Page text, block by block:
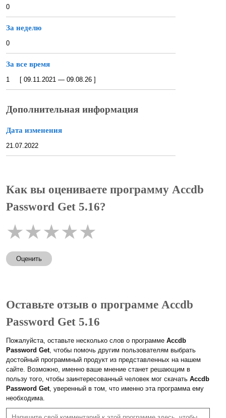
0
За неделю
0
За все время
1 [ 09.11.2021 — 09.08.26 ]
Дополнительная информация
Дата изменения
21.07.2022
Как вы оцениваете программу Accdb
Password Get 5.16?
★★★★★
Оценить
Оставьте отзыв о программе Accdb
Password Get 5.16
Пожалуйста, оставьте несколько слов о программе Accdb
Password Get, чтобы помочь другим пользователям выбрать
достойный программный продукт из представленных на нашем
сайте. Возможно, именно ваше мнение станет решающим в
пользу того, чтобы заинтересованный человек мог скачать Accdb
Password Get, уверенный в том, что именно эта программа ему
необходима.